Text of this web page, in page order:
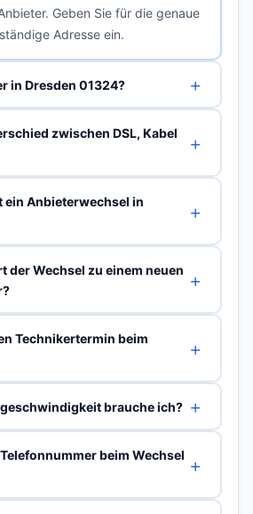
Geben Sie für die genaue
Adresse ein.
in Dresden 01324?
zwischen DSL, Kabel
Anbieterwechsel in
der Wechsel zu einem neuen
Technikertermin beim
brauche ich?
beim Wechsel